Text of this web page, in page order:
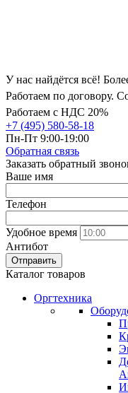
У нас найдётся всё!
Работаем по договору.
Работаем с НДС 20%
+7 (495) 580-58-18
Пн-Пт 9:00-19:00
Обратная связь
Заказать обратный
Ваше имя
Телефон
Удобное время
Антибот
Отправить
Каталог товаров
Оргтехника